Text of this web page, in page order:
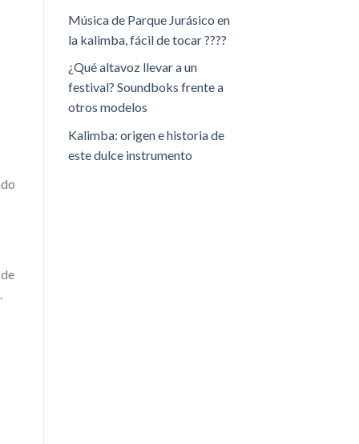
Música de Parque Jurásico en
la kalimba, fácil de tocar ????
¿Qué altavoz llevar a un
festival? Soundboks frente a
otros modelos
Kalimba: origen e historia de
este dulce instrumento